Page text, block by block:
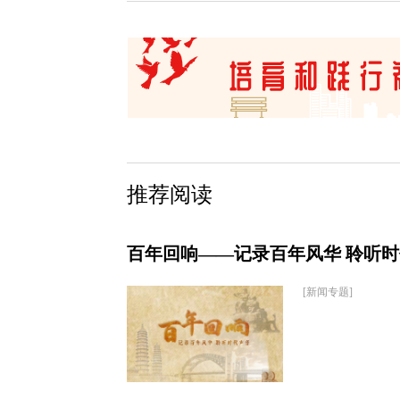
推荐阅读
百年回响——记录百年风华 聆听
[新闻专题]